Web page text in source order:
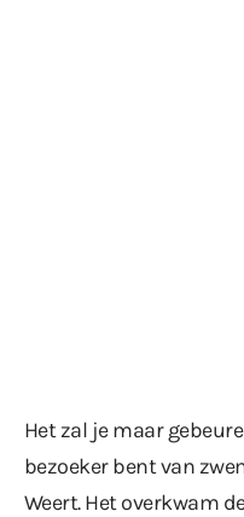
Het zal je maar
bezoeker bent van
Weert. Het overkwam